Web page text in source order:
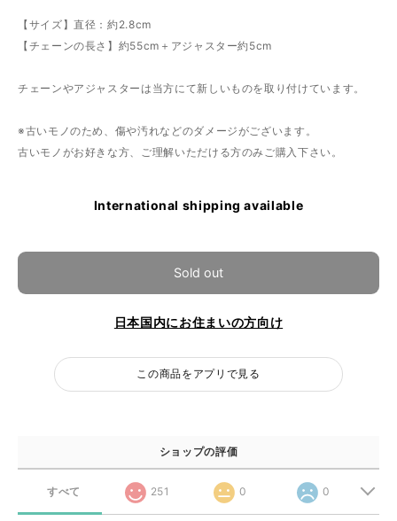
【サイズ】直径：約2.8cm
【チェーンの長さ】約55cm＋アジャスター約5cm
チェーンやアジャスターは当方にて新しいものを取り付けています。
※古いモノのため、傷や汚れなどのダメージがございます。
古いモノがお好きな方、ご理解いただける方のみご購入下さい。
International shipping available
Sold out
日本国内にお住まいの方向け
この商品をアプリで見る
ショップの評価
すべて 251 0 0